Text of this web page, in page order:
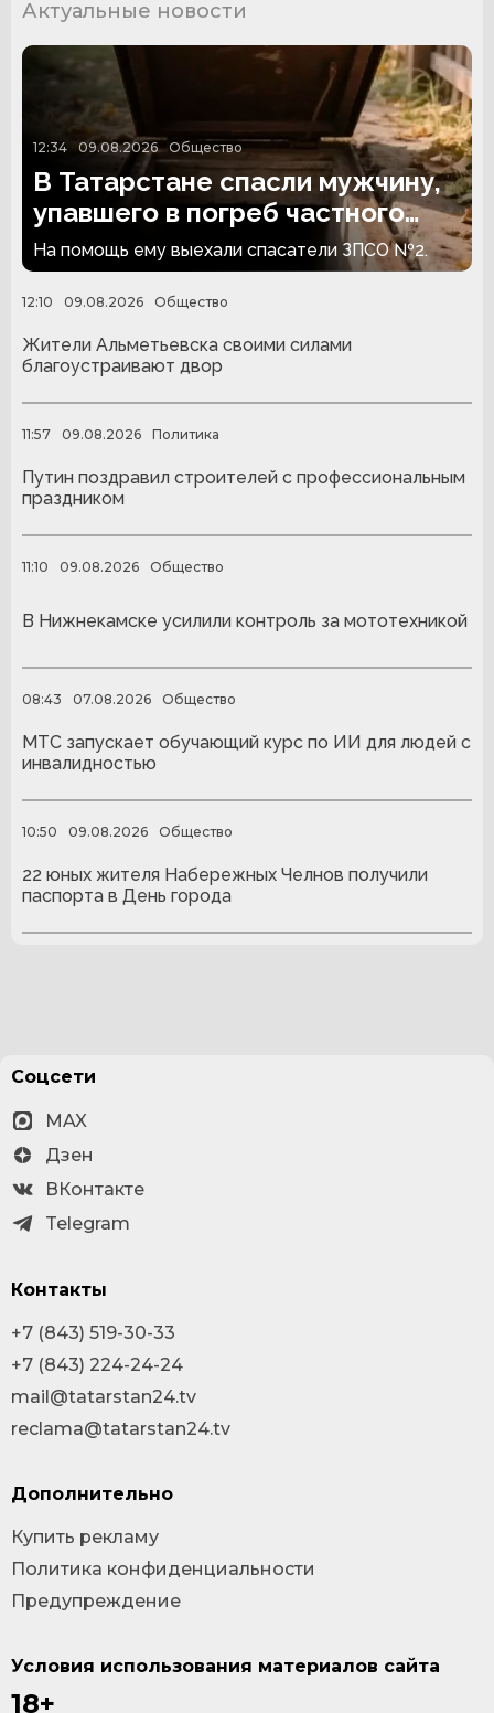
Актуальные новости
12:34 09.08.2026 Общество
В Татарстане спасли мужчину,
упавшего в погреб частного
дома
На помощь ему выехали спасатели ЗПСО №2.
12:10 09.08.2026 Общество
Жители Альметьевска своими силами
благоустраивают двор
11:57 09.08.2026 Политика
Путин поздравил строителей с профессиональным
праздником
11:10 09.08.2026 Общество
В Нижнекамске усилили контроль за мототехникой
08:43 07.08.2026 Общество
МТС запускает обучающий курс по ИИ для людей с
инвалидностью
10:50 09.08.2026 Общество
22 юных жителя Набережных Челнов получили
паспорта в День города
Условия использования материалов сайта
18+
Соцсети
MAX
Дзен
ВКонтакте
Telegram
Контакты
+7 (843) 519-30-33
+7 (843) 224-24-24
mail@tatarstan24.tv
reclama@tatarstan24.tv
Дополнительно
Купить рекламу
Политика конфиденциальности
Предупреждение